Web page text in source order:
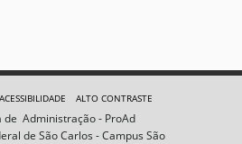
ACESSIBILIDADE ALTO CONTRASTE
de Administração - ProAd
de São Carlos - Campus São